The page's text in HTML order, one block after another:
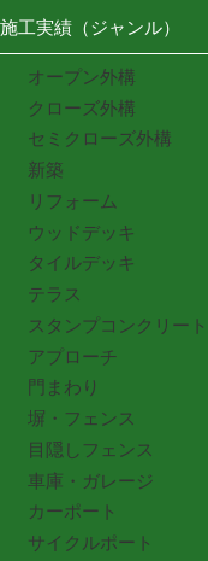
施工実績（ジャンル）
オープン外構
クローズ外構
セミクローズ外構
新築
リフォーム
ウッドデッキ
タイルデッキ
テラス
スタンプコンクリート
アプローチ
門まわり
塀・フェンス
目隠しフェンス
車庫・ガレージ
カーポート
サイクルポート